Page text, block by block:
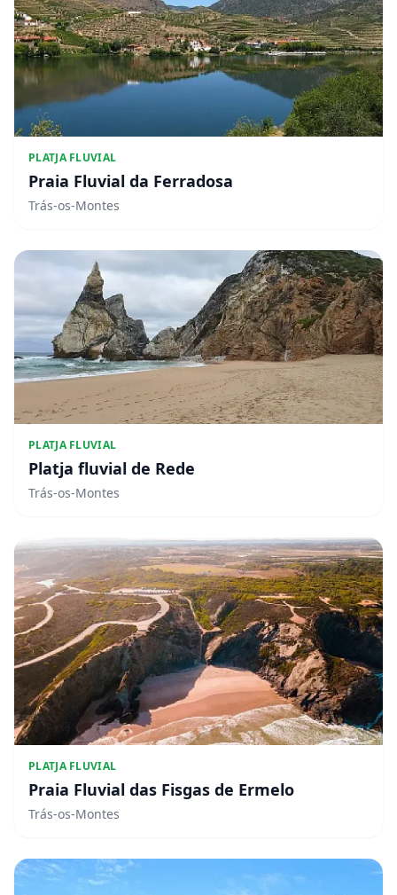
PLATJA FLUVIAL
Praia Fluvial da Ferradosa
Trás-os-Montes
PLATJA FLUVIAL
Platja fluvial de Rede
Trás-os-Montes
PLATJA FLUVIAL
Praia Fluvial das Fisgas de Ermelo
Trás-os-Montes